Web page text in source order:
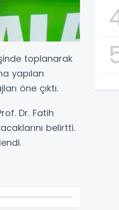
toplanarak
yapılan
öne çıktı.
Dr. Fatih
belirtti.